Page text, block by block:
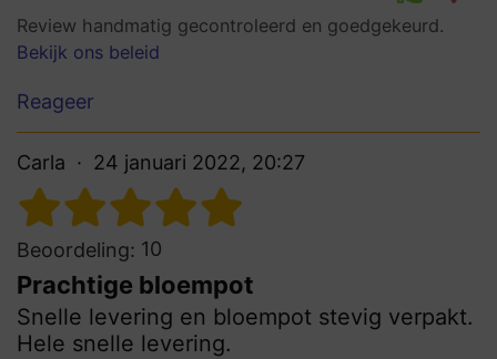
Review handmatig gecontroleerd en goedgekeurd.
Bekijk ons beleid
Reageer
Carla 24 januari 2022, 20:27
Beoordeling: 10
Prachtige bloempot
Snelle levering en bloempot stevig verpakt.
Hele snelle levering.